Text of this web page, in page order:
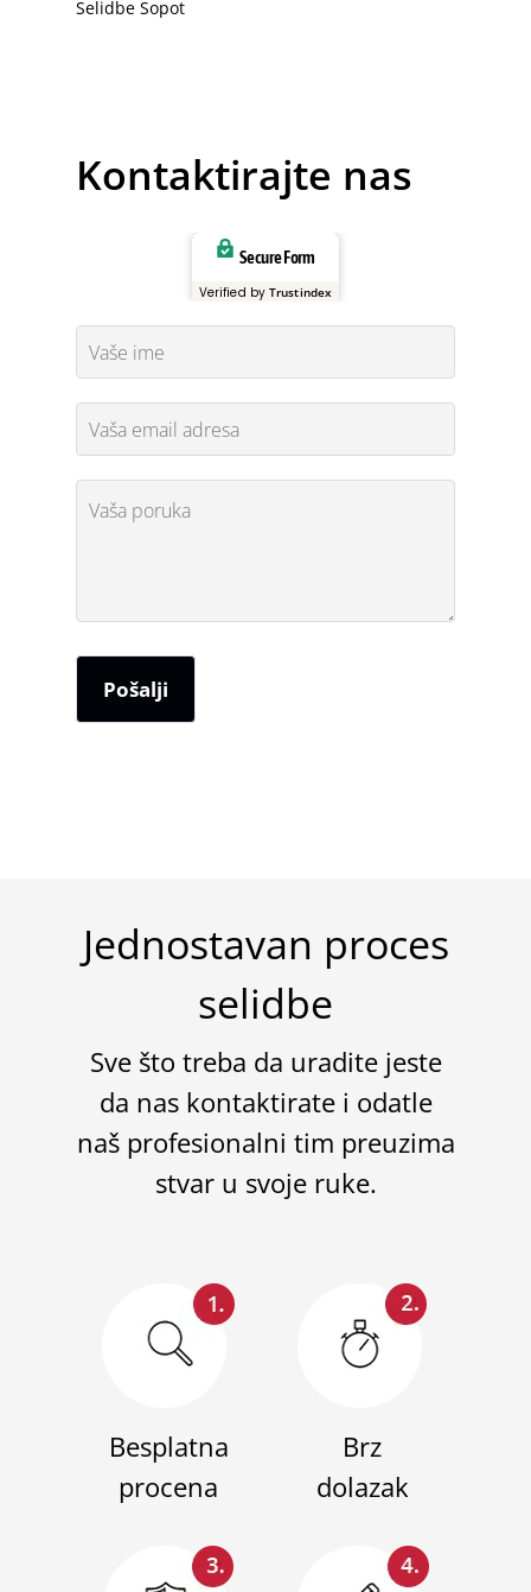
Selidbe Sopot
Kontaktirajte nas
Secure Form
Verified byTrustindex
Jednostavan proces
selidbe
Sve što treba da uradite jeste
da nas kontaktirate i odatle
naš profesionalni tim preuzima
stvar u svoje ruke.
Besplatna
procena
Brz
dolazak